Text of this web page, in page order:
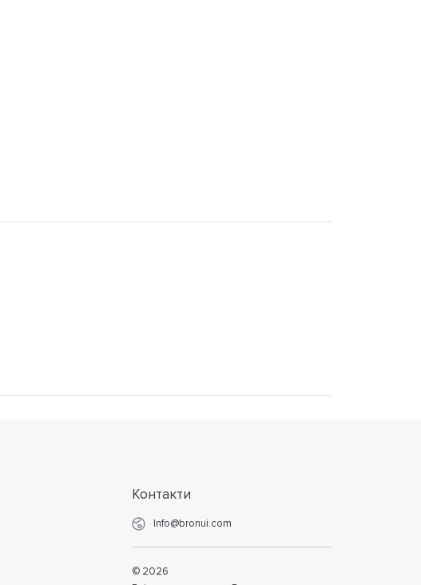
Контакти
Info@bronui.com
© 2026